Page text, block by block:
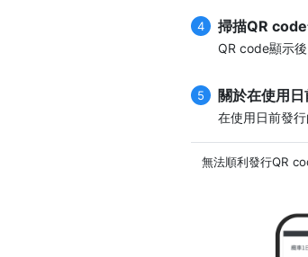
4 掃描QR
QR code顯示
5 關於在使用
在使用日前發
無法順利發行QR